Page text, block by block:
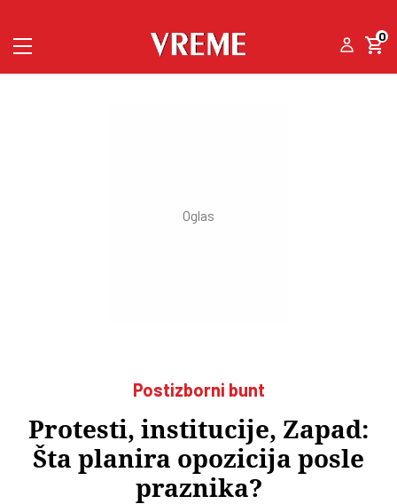
0
Postizborni bunt
Protesti, institucije, Zapad:
Šta planira opozicija posle
praznika?